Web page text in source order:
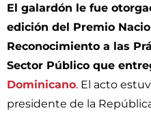
El galardón le fue
edición del Premio
Reconocimiento a las
Sector Público que
Dominicano. El acto
presidente de la